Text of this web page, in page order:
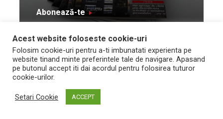
Abonează-te
© Toate drepturile
rezervate Trafic Media
2026
Design by
and development by Neo
Vision Technologies
Acest website foloseste cookie-uri
Folosim cookie-uri pentru a-ti imbunatati experienta pe
website tinand minte preferintele tale de navigare. Apasand
pe butonul accept iti dai acordul pentru folosirea tuturor
cookie-urilor.
Setari Cookie ACCEPT